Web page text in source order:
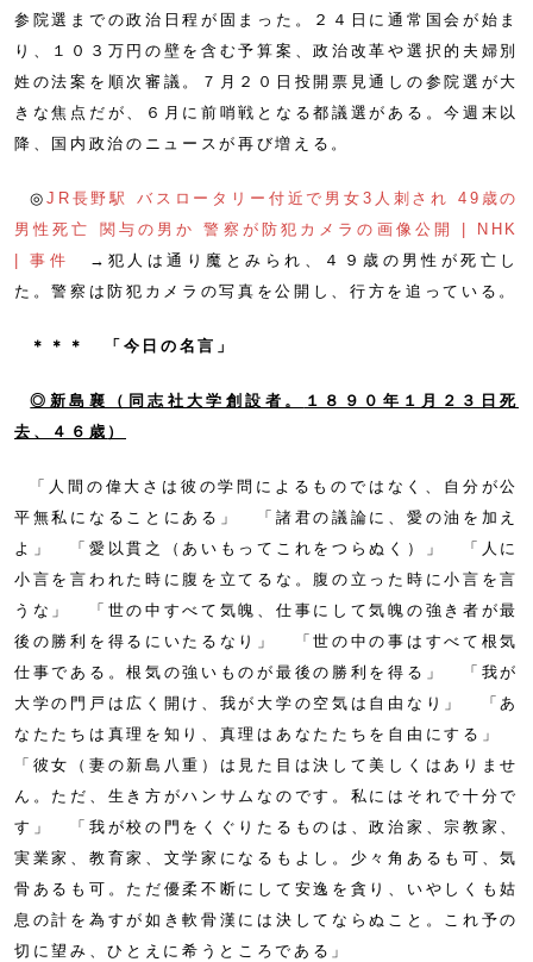
参院選までの政治日程が固まった。２４日に通常国会が始ま
り、１０３万円の壁を含む予算案、政治改革や選択的夫婦別
姓の法案を順次審議。７月２０日投開票見通しの参院選が大
きな焦点だが、６月に前哨戦となる都議選がある。今週末以
降、国内政治のニュースが再び増える。
◎JR長野駅 バスロータリー付近で男女3人刺され 49歳の
男性死亡 関与の男か 警察が防犯カメラの画像公開 | NHK
| 事件
→犯人は通り魔とみられ、４９歳の男性が死亡し
た。警察は防犯カメラの写真を公開し、行方を追っている。
＊＊＊ 「今日の名言」
◎新島襄（同志社大学創設者。
１８９０年１月２３日死
去、４６歳 ）
「人間の偉大さは彼の学問によるものではなく、自分が公
平無私になることにある」 「諸君の議論に、愛の油を加え
よ」 「愛以貫之（あいもってこれをつらぬく）」 「人に
小言を言われた時に腹を立てるな。腹の立った時に小言を言
うな」 「世の中すべて気魄、仕事にして気魄の強き者が最
後の勝利を得るにいたるなり」 「世の中の事はすべて根気
仕事である。根気の強いものが最後の勝利を得る」 「我が
大学の門戸は広く開け、我が大学の空気は自由なり」 「あ
なたたちは真理を知り、真理はあなたたちを自由にする」
「彼女（妻の新島八重）は見た目は決して美しくはありませ
ん。ただ、生き方がハンサムなのです。私にはそれで十分で
す」 「我が校の門をくぐりたるものは、政治家、宗教家、
実業家、教育家、文学家になるもよし。少々角あるも可、気
骨あるも可。ただ優柔不断にして安逸を貪り、いやしくも姑
息の計を為すが如き軟骨漢には決してならぬこと。これ予の
切に望み、ひとえに希うところである」